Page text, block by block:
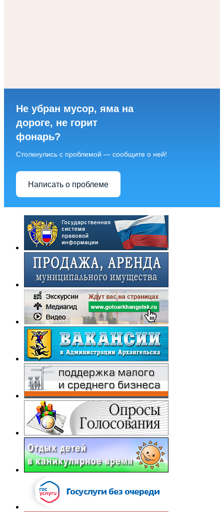
Не убран мусор, яма на
дороге, не горит
фонарь?
Столкнулись с проблемой — сообщите о ней!
Написать о проблеме